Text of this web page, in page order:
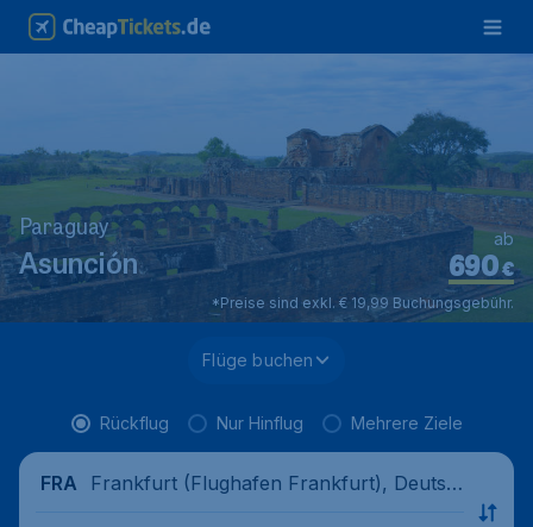
Paraguay
Asunción €
690
ab
*Preise sind exkl. € 19,99 Buchungsgebühr.
Flüge buchen
Rückflug Nur Hinflug Mehrere Ziele
FRA
Frankfurt (Flughafen Frankfurt), Deutsc